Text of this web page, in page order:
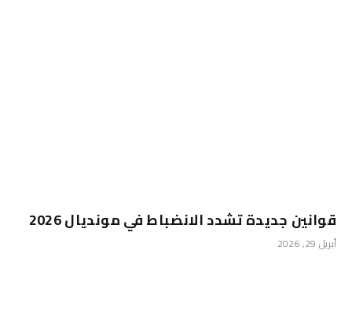
قوانين جديدة تشدد الانضباط في مونديال 2026
أبريل 29, 2026